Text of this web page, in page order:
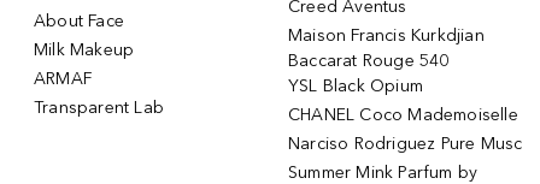
About Face
Milk Makeup
ARMAF
Transparent Lab
Creed Aventus
Maison Francis Kurkdjian
Baccarat Rouge 540
YSL Black Opium
CHANEL Coco Mademoiselle
Narciso Rodriguez Pure Musc
Summer Mink Parfum by